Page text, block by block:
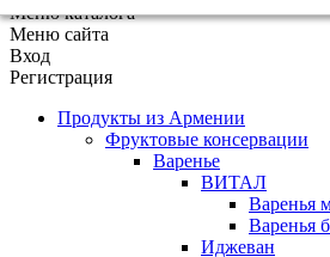
Меню каталога
Меню сайта
Вход
Регистрация
Продукты из Армении
Фруктовые консервации
Варенье
ВИТАЛ
Варенья
Варенья
Иджеван